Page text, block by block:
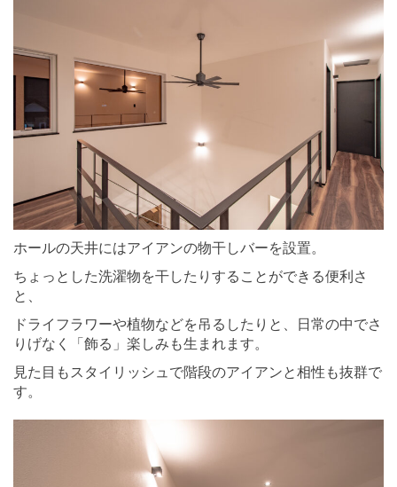
ホールの天井にはアイアンの物干しバーを設置。
ちょっとした洗濯物を干したりすることができる便利さ
と、
ドライフラワーや植物などを吊るしたりと、日常の中でさ
りげなく「飾る」楽しみも生まれます。
見た目もスタイリッシュで階段のアイアンと相性も抜群で
す。